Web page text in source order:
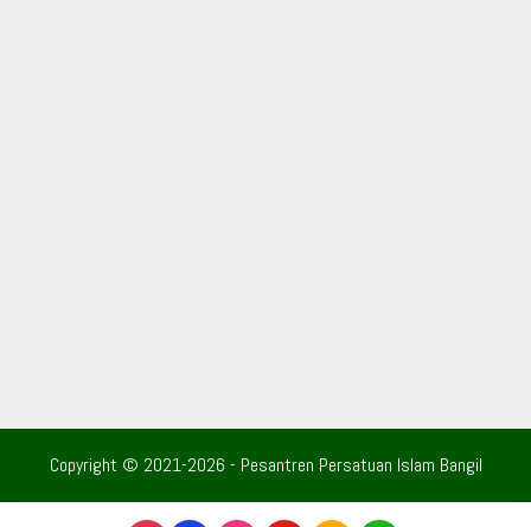
Copyright © 2021-2026 - Pesantren Persatuan Islam Bangil